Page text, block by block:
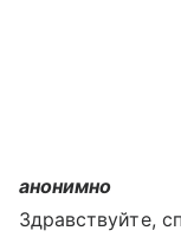
анонимно
Здравствуйте,